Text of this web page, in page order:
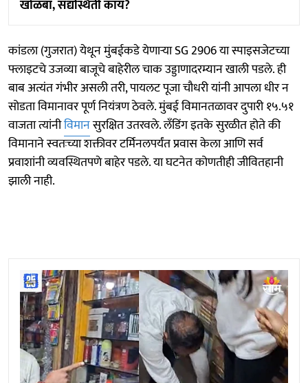
खोळंबा, सद्यस्थिती काय?
कांडला (गुजरात) येथून मुंबईकडे येणाऱ्या SG 2906 या स्पाइसजेटच्या
फ्लाइटचे उजव्या बाजूचे बाहेरील चाक उड्डाणादरम्यान खाली पडले. ही
बाब अत्यंत गंभीर असली तरी, पायलट पूजा चौधरी यांनी आपला धीर न
सोडता विमानावर पूर्ण नियंत्रण ठेवले. मुंबई विमानतळावर दुपारी १५.५१
वाजता त्यांनीविमानसुरक्षित उतरवले. लँडिंग इतके सुरळीत होते की
विमानाने स्वतःच्या शक्तीवर टर्मिनलपर्यंत प्रवास केला आणि सर्व
प्रवाशांनी व्यवस्थितपणे बाहेर पडले. या घटनेत कोणतीही जीवितहानी
झाली नाही.